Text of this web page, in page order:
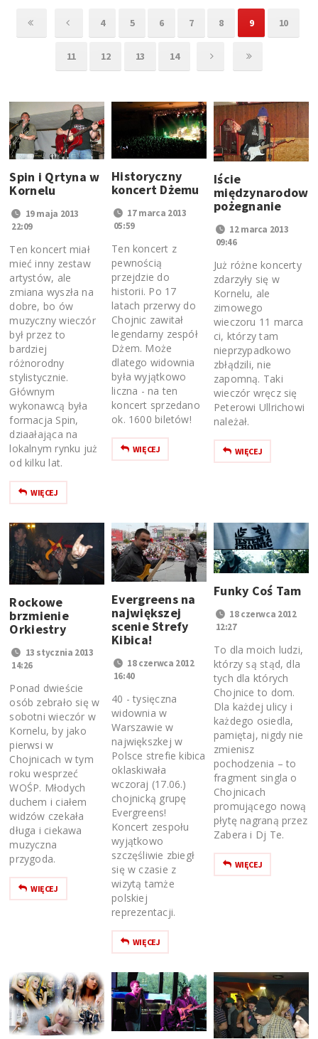
4 5 6 7 8 9 10
11 12 13 14
Spin i Qrtyna w
Kornelu
19 maja 2013
22:09
Ten koncert miał
mieć inny zestaw
artystów, ale
zmiana wyszła na
dobre, bo ów
muzyczny wieczór
był przez to
bardziej
różnorodny
stylistycznie.
Głównym
wykonawcą była
formacja Spin,
dziaałająca na
lokalnym rynku już
od kilku lat.
WIĘCEJ
Historyczny
koncert Dżemu
17 marca 2013
05:59
Ten koncert z
pewnością
przejdzie do
historii. Po 17
latach przerwy do
Chojnic zawitał
legendarny zespół
Dżem. Może
dlatego widownia
była wyjątkowo
liczna - na ten
koncert sprzedano
ok. 1600 biletów!
WIĘCEJ
Iście
międzynarodowe
pożegnanie
12 marca 2013
09:46
Już różne koncerty
zdarzyły się w
Kornelu, ale
zimowego
wieczoru 11 marca
ci, którzy tam
nieprzypadkowo
zbłądzili, nie
zapomną. Taki
wieczór wręcz się
Peterowi Ullrichowi
należał.
WIĘCEJ
Rockowe
brzmienie
Orkiestry
13 stycznia 2013
14:26
Ponad dwieście
osób zebrało się w
sobotni wieczór w
Kornelu, by jako
pierwsi w
Chojnicach w tym
roku wesprzeć
WOŚP. Młodych
duchem i ciałem
widzów czekała
długa i ciekawa
muzyczna
przygoda.
WIĘCEJ
Evergreens na
największej
scenie Strefy
Kibica!
18 czerwca 2012
16:40
40 - tysięczna
widownia w
Warszawie w
największkej w
Polsce strefie kibica
oklaskiwała
wczoraj (17.06.)
chojnicką grupę
Evergreens!
Koncert zespołu
wyjątkowo
szczęśliwie zbiegł
się w czasie z
wizytą tamże
polskiej
reprezentacji.
WIĘCEJ
Funky Coś Tam
18 czerwca 2012
12:27
To dla moich ludzi,
którzy są stąd, dla
tych dla których
Chojnice to dom.
Dla każdej ulicy i
każdego osiedla,
pamiętaj, nigdy nie
zmienisz
pochodzenia – to
fragment singla o
Chojnicach
promującego nową
płytę nagraną przez
Zabera i Dj Te.
WIĘCEJ